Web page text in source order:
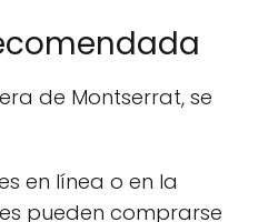
de Montserrat, se
en línea o en la
pueden comprarse